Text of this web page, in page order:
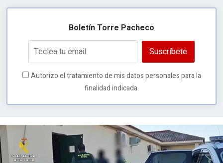
Boletín Torre Pacheco
Suscríbete
Autorizo el tratamiento de mis datos personales para la
finalidad indicada.